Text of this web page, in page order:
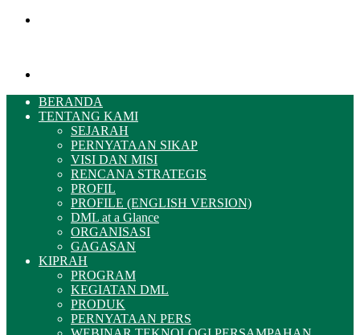
BERANDA
TENTANG KAMI
SEJARAH
PERNYATAAN SIKAP
VISI DAN MISI
RENCANA STRATEGIS
PROFIL
PROFILE (ENGLISH VERSION)
DML at a Glance
ORGANISASI
GAGASAN
KIPRAH
PROGRAM
KEGIATAN DML
PRODUK
PERNYATAAN PERS